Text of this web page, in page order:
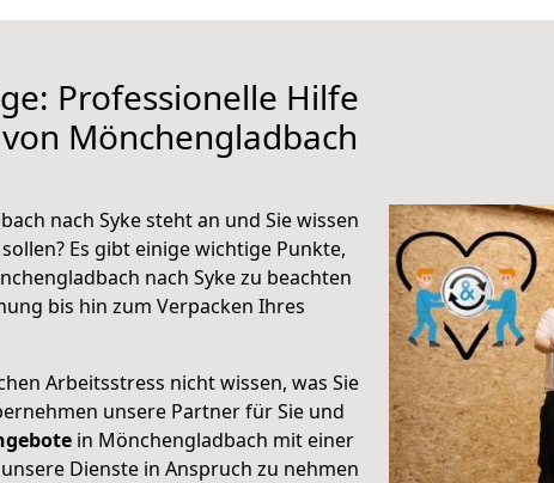
Professionelle Hilfe
Mönchengladbach
nach Syke steht an und Sie wissen
Es gibt einige wichtige Punkte,
nach Syke zu beachten
bis hin zum Verpacken Ihres
Arbeitsstress nicht wissen, was Sie
unsere Partner für Sie und
in Mönchengladbach mit einer
Dienste in Anspruch zu nehmen